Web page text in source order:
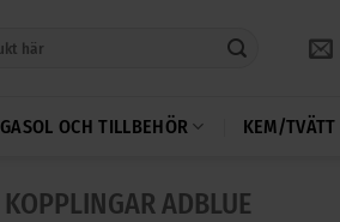
GASOL OCH TILLBEHÖR KEM/TVÄTT
KOPPLINGAR ADBLUE